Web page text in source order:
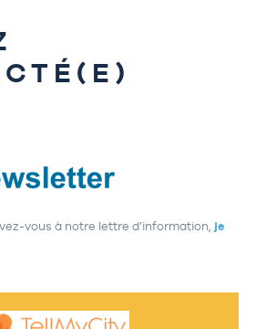
vous à notre lettre d’information, je